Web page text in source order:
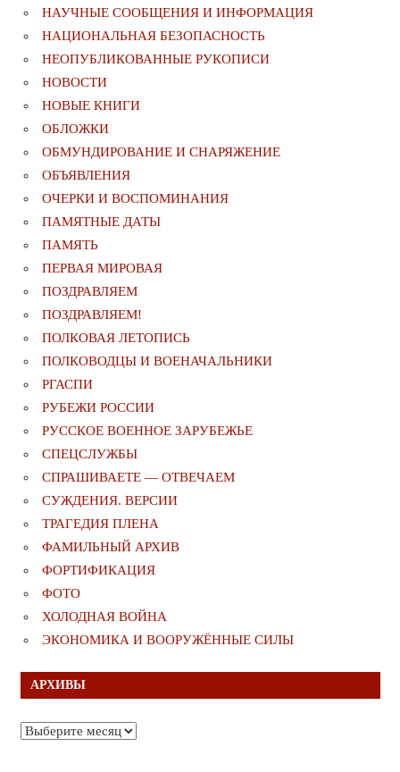
НАУЧНЫЕ СООБЩЕНИЯ И ИНФОРМАЦИЯ
НАЦИОНАЛЬНАЯ БЕЗОПАСНОСТЬ
НЕОПУБЛИКОВАННЫЕ РУКОПИСИ
НОВОСТИ
НОВЫЕ КНИГИ
ОБЛОЖКИ
ОБМУНДИРОВАНИЕ И СНАРЯЖЕНИЕ
ОБЪЯВЛЕНИЯ
ОЧЕРКИ И ВОСПОМИНАНИЯ
ПАМЯТНЫЕ ДАТЫ
ПАМЯТЬ
ПЕРВАЯ МИРОВАЯ
ПОЗДРАВЛЯЕМ
ПОЗДРАВЛЯЕМ!
ПОЛКОВАЯ ЛЕТОПИСЬ
ПОЛКОВОДЦЫ И ВОЕНАЧАЛЬНИКИ
РГАСПИ
РУБЕЖИ РОССИИ
РУССКОЕ ВОЕННОЕ ЗАРУБЕЖЬЕ
СПЕЦСЛУЖБЫ
СПРАШИВАЕТЕ — ОТВЕЧАЕМ
СУЖДЕНИЯ. ВЕРСИИ
ТРАГЕДИЯ ПЛЕНА
ФАМИЛЬНЫЙ АРХИВ
ФОРТИФИКАЦИЯ
ФОТО
ХОЛОДНАЯ ВОЙНА
ЭКОНОМИКА И ВООРУЖЁННЫЕ СИЛЫ
АРХИВЫ
Архивы